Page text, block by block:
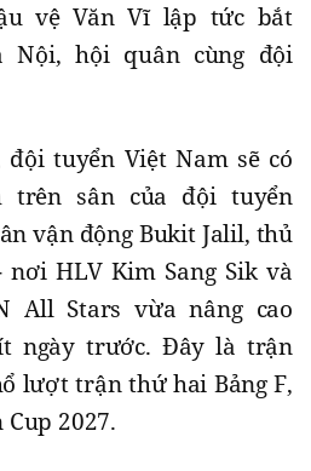
vệ Văn Vĩ lập tức bắt
Nội, hội quân cùng đội
đội tuyển Việt Nam sẽ có
trên sân của đội tuyển
vận động Bukit Jalil, thủ
HLV Kim Sang Sik và
All Stars vừa nâng cao
ngày trước. Đây là trận
lượt trận thứ hai Bảng F,
2027.